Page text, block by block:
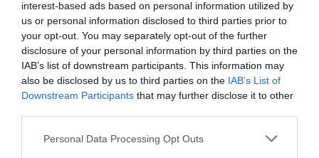
interest-based ads based on personal information utilized by
us or personal information disclosed to third parties prior to
your opt-out. You may separately opt-out of the further
disclosure of your personal information by third parties on the
IAB’s list of downstream participants. This information may
also be disclosed by us to third parties on the IAB’s List of
Downstream Participants that may further disclose it to other
Please note that this website/app uses one or more Google
Personal Data Processing Opt Outs
folyamatos digitális jelenlét nincs rendjén. Nem rettenti
el az sem, ha közönnyel találja szemben magát. Ha
viszont elkeseredik, akkor ott vagyok neki, és kicsit
felturbózom. Ilyenkor újra nekifut, megszervezi, és
amikor ott vannak az emberek az általa szervezett
eseményen, már jönnek is a pozitív visszajelzések –
mondta büszkén Kata.
A színésznő elismerte, hogy a karrier és a magánélet
egyensúlyát sosem tudta volna fenntartani a szülei